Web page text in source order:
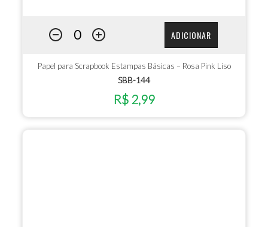
ADICIONAR
Papel para Scrapbook Estampas Básicas – Rosa Pink Liso
SBB-144
R$ 2,99